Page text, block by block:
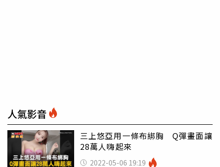
人氣影音
三上悠亞用一條布綁胸 Q彈畫面讓
28萬人嗨起來
2022-05-06 19:19